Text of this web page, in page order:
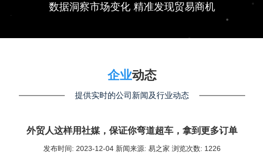
数据洞察市场变化 精准发现贸易商机
企业动态
提供实时的公司新闻及行业动态
外贸人这样用社媒，保证你弯道超车，拿到更多订单
发布时间: 2023-12-04 新闻来源: 易之家 浏览次数: 1226